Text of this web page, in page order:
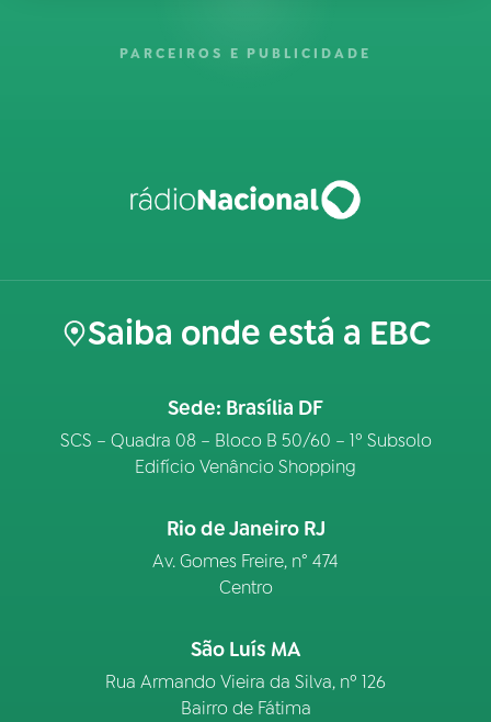
PARCEIROS E PUBLICIDADE
Saiba onde está a EBC
Sede: Brasília DF
SCS – Quadra 08 – Bloco B 50/60 – 1º Subsolo
Edifício Venâncio Shopping
Rio de Janeiro RJ
Av. Gomes Freire, n° 474
Centro
São Luís MA
Rua Armando Vieira da Silva, nº 126
Bairro de Fátima